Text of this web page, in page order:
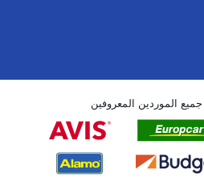
الموردين المعروفين